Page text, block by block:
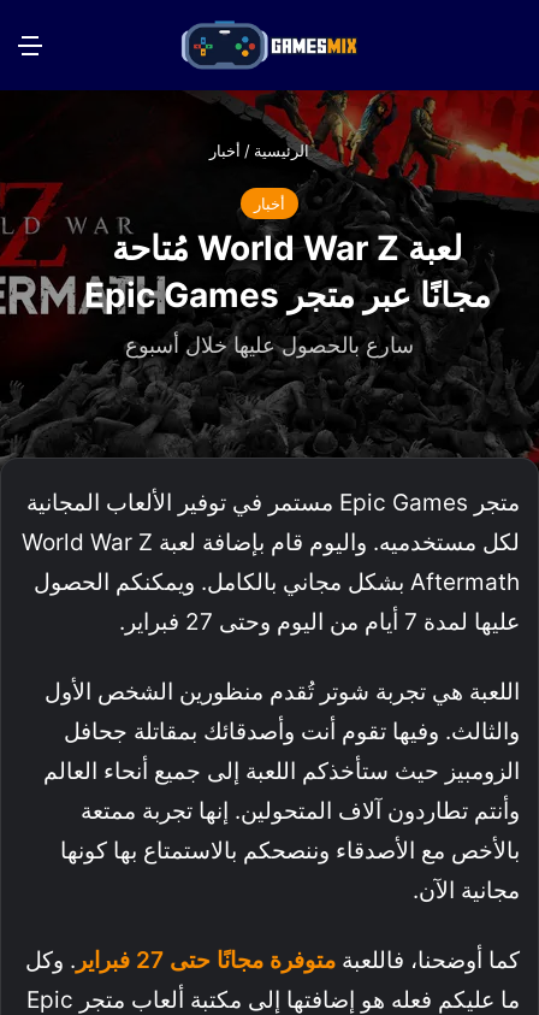
الرئيسية / أخبار
أخبار
لعبة World War Z مُتاحة
مجانًا عبر متجر Epic Games
سارع بالحصول عليها خلال أسبوع
متجر Epic Games مستمر في توفير الألعاب المجانية
لكل مستخدميه. واليوم قام بإضافة لعبة World War Z
Aftermath بشكل مجاني بالكامل. ويمكنكم الحصول
عليها لمدة 7 أيام من اليوم وحتى 27 فبراير.
اللعبة هي تجربة شوتر تُقدم منظورين الشخص الأول
والثالث. وفيها تقوم أنت وأصدقائك بمقاتلة جحافل
الزومبيز حيث ستأخذكم اللعبة إلى جميع أنحاء العالم
وأنتم تطاردون آلاف المتحولين. إنها تجربة ممتعة
بالأخص مع الأصدقاء وننصحكم بالاستمتاع بها كونها
مجانية الآن.
كما أوضحنا، فاللعبة متوفرة مجانًا حتى 27 فبراير
. وكل
ما عليكم فعله هو إضافتها إلى مكتبة ألعاب متجر Epic